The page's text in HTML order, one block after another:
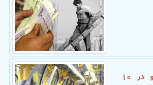
کاهش تولید خودرو در ۱۰